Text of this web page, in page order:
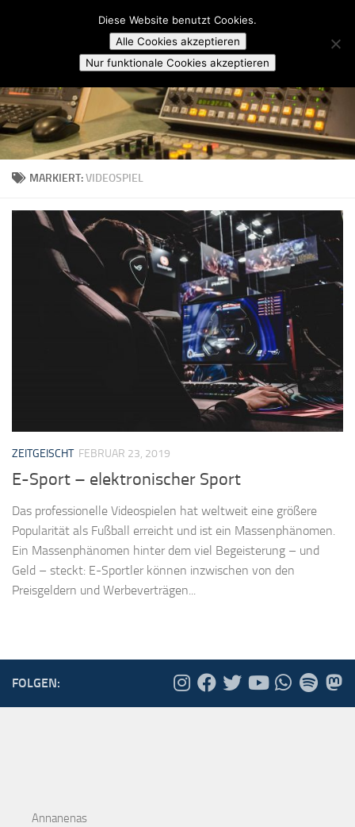
Skip to content
Campusradio Karlsruhe
MARKIERT:VIDEOSPIEL
ZEITGEISCHT FEBRUAR 23, 2019
E-Sport – elektronischer Sport
Das professionelle Videospielen hat weltweit eine größere
Popularität als Fußball erreicht und ist ein Massenphänomen.
Ein Massenphänomen hinter dem viel Begeisterung – und
Geld – steckt: E-Sportler können inzwischen von den
Preisgeldern und Werbeverträgen...
FOLGEN:
Annanenas
Diese Website benutzt Cookies.
Alle Cookies akzeptieren
Nur funktionale Cookies akzeptieren